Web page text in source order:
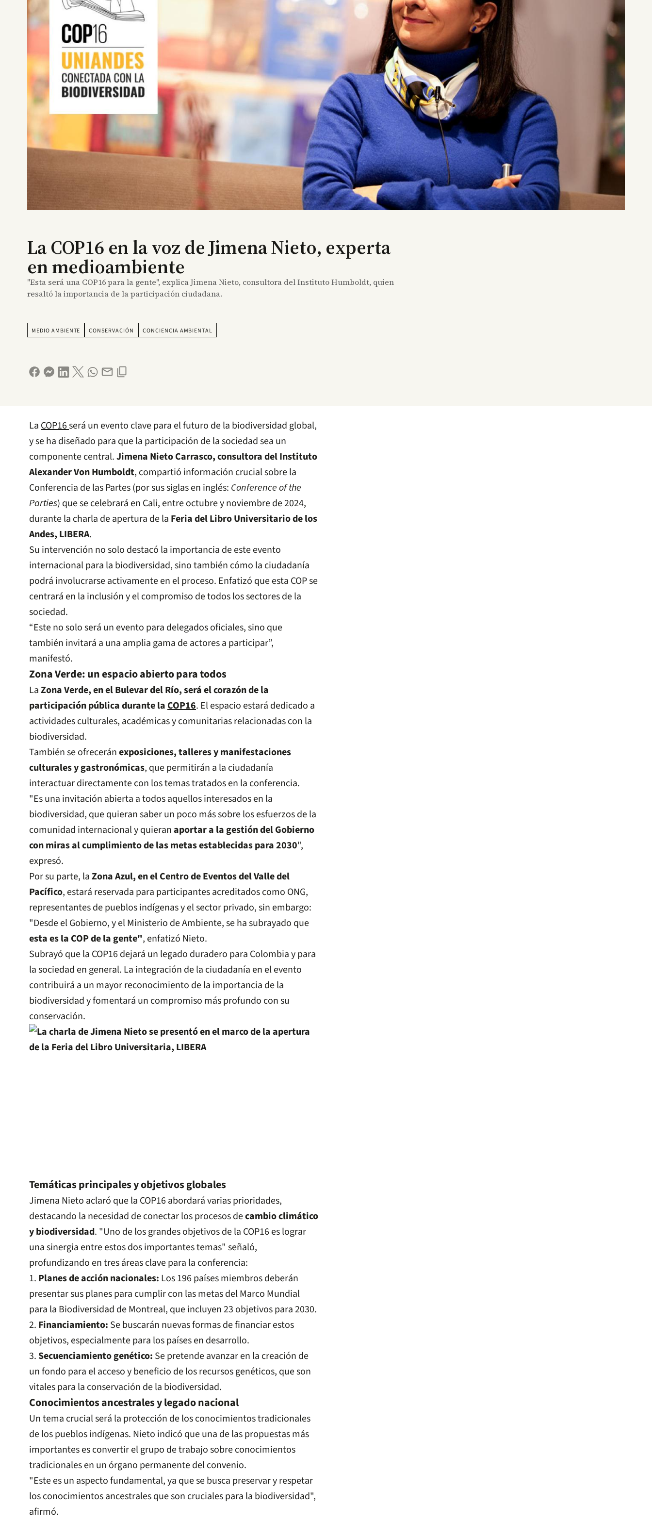
La COP16 en la voz de Jimena Nieto, experta
en medioambiente
"Esta será una COP16 para la gente", explica Jimena Nieto, consultora del Instituto Humboldt, quien
resaltó la importancia de la participación ciudadana.
MEDIO AMBIENTE CONSERVACIÓN CONCIENCIA AMBIENTAL
LaCOP16será un evento clave para el futuro de la biodiversidad global,
y se ha diseñado para que la participación de la sociedad sea un
componente central.Jimena Nieto Carrasco, consultora del Instituto
Alexander Von Humboldt, compartió información crucial sobre la
Conferencia de las Partes (por sus siglas en inglés: Conference of the
Parties) que se celebrará en Cali, entre octubre y noviembre de 2024,
durante la charla de apertura de la Feria del Libro Universitario de los
Andes, LIBERA.
Su intervención no solo destacó la importancia de este evento
internacional para la biodiversidad, sino también cómo la ciudadanía
podrá involucrarse activamente en el proceso. Enfatizó que esta COP se
centrará en la inclusión y el compromiso de todos los sectores de la
sociedad.
“Este no solo será un evento para delegados oficiales, sino que
también invitará a una amplia gama de actores a participar”,
manifestó.
Zona Verde: un espacio abierto para todos
LaZona Verde, en el Bulevar del Río, será el corazón de la
participación pública durante laCOP16. El espacio estará dedicado a
actividades culturales, académicas y comunitarias relacionadas con la
biodiversidad.
También se ofreceránexposiciones, talleres y manifestaciones
culturales y gastronómicas, que permitirán a la ciudadanía
interactuar directamente con los temas tratados en la conferencia.
"Es una invitación abierta a todos aquellos interesados en la
biodiversidad, que quieran saber un poco más sobre los esfuerzos de la
comunidad internacional y quieranaportar a la gestión del Gobierno
con miras al cumplimiento de las metas establecidas para 2030",
expresó.
Por su parte, laZona Azul, en el Centro de Eventos del Valle del
Pacífico, estará reservada para participantes acreditados como ONG,
representantes de pueblos indígenas y el sector privado, sin embargo:
"Desde el Gobierno, y el Ministerio de Ambiente, se ha subrayado que
esta es la COP de la gente", enfatizó Nieto.
Subrayó que la COP16 dejará un legado duradero para Colombia y para
la sociedad en general. La integración de la ciudadanía en el evento
contribuirá a un mayor reconocimiento de la importancia de la
biodiversidad y fomentará un compromiso más profundo con su
conservación.
Temáticas principales y objetivos globales
Jimena Nieto aclaró que la COP16 abordará varias prioridades,
destacando la necesidad de conectar los procesos decambio climático
y biodiversidad. "Uno de los grandes objetivos de la COP16 es lograr
una sinergia entre estos dos importantes temas" señaló,
profundizando en tres áreas clave para la conferencia:
1. Planes de acción nacionales: Los 196 países miembros deberán
presentar sus planes para cumplir con las metas del Marco Mundial
para la Biodiversidad de Montreal, que incluyen 23 objetivos para 2030.
2. Financiamiento: Se buscarán nuevas formas de financiar estos
objetivos, especialmente para los países en desarrollo.
3. Secuenciamiento genético: Se pretende avanzar en la creación de
un fondo para el acceso y beneficio de los recursos genéticos, que son
vitales para la conservación de la biodiversidad.
Conocimientos ancestrales y legado nacional
Un tema crucial será la protección de los conocimientos tradicionales
de los pueblos indígenas. Nieto indicó que una de las propuestas más
importantes es convertir el grupo de trabajo sobre conocimientos
tradicionales en un órgano permanente del convenio.
"Este es un aspecto fundamental, ya que se busca preservar y respetar
los conocimientos ancestrales que son cruciales para la biodiversidad",
afirmó.